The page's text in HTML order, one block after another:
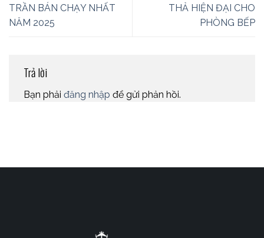
TRẦN BÁN CHẠY NHẤT
NĂM 2025
THẢ HIỆN ĐẠI CHO
PHÒNG BẾP
Trả lời
Bạn phải đăng nhập để gửi phản hồi.